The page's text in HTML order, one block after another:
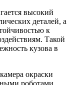
высокий
деталей, а
к
Такой
кузова в
окраски
роботами,